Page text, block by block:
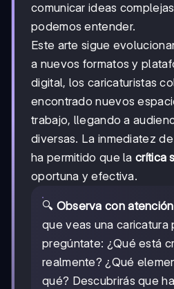
comunicar ideas
podemos entender.
Este arte sigue
a nuevos formatos y
digital, los caricaturistas
encontrado nuevos
trabajo, llegando a
diversas. La inmediatez
ha permitido que lacrítica
oportuna y efectiva.
🔍 Observa con
que veas una caricatura
pregúntate: ¿Qué está
realmente? ¿Qué
qué? Descubrirás que